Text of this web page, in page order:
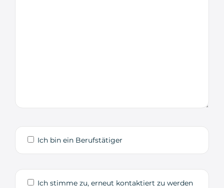
Ich bin ein Berufstätiger
Ich stimme zu, erneut kontaktiert zu werden